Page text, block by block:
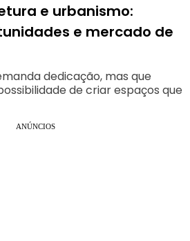
e urbanismo:
e mercado de
dedicação, mas que
de criar espaços que
ANÚNCIOS